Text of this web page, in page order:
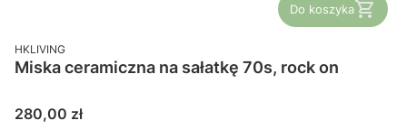
Do koszyka
PRODUCENT
HKLIVING
Miska ceramiczna na sałatkę 70s, rock on
Cena
280,00 zł